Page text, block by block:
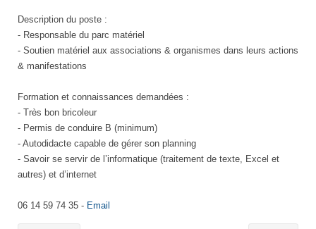
Description du poste :
- Responsable du parc matériel
- Soutien matériel aux associations & organismes dans leurs actions
& manifestations
Formation et connaissances demandées :
- Très bon bricoleur
- Permis de conduire B (minimum)
- Autodidacte capable de gérer son planning
- Savoir se servir de l’informatique (traitement de texte, Excel et
autres) et d’internet
06 14 59 74 35 - Email